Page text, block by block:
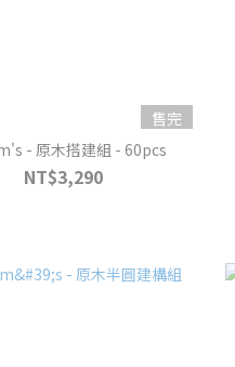
售完
- 原木搭建組 - 60pcs
NT$3,290